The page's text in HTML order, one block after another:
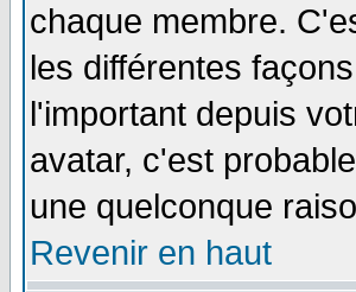
chaque membre.
les différentes
l'important depuis
avatar, c'est
une quelconque
Revenir en haut